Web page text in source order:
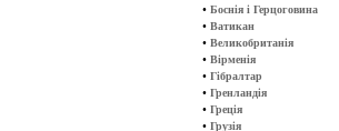
• Боснія і Герцоговина
• Ватикан
• Великобританія
• Вірменія
• Гібралтар
• Гренландія
• Греція
• Грузія